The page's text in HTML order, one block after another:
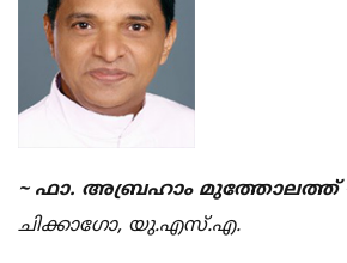
~ ഫാ. അബ്രഹാം മുത്തോലത്ത്
ചിക്കാഗോ, യു.എസ്.എ.